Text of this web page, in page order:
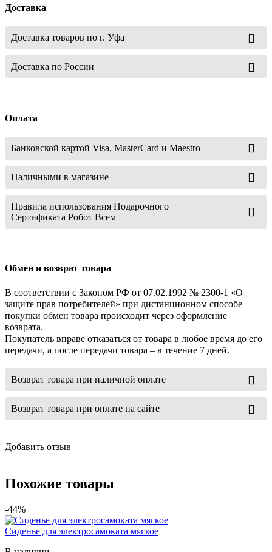
Доставка
Доставка товаров по г. Уфа
Доставка по России
Оплата
Банковской картой Visa, MasterCard и Maestro
Наличными в магазине
Правила использования Подарочного
Сертификата Робот Всем
Обмен и возврат товара
В соответствии с Законом РФ от 07.02.1992 № 2300-1 «О
защите прав потребителей» при дистанционном способе
покупки обмен товара происходит через оформление
возврата.
Покупатель вправе отказаться от товара в любое время до его
передачи, а после передачи товара – в течение 7 дней.
Возврат товара при наличной оплате
Возврат товара при оплате на сайте
Добавить отзыв
Похожие товары
-44%
Сиденье для электросамоката мягкое